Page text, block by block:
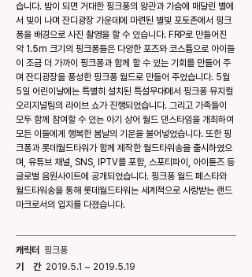
습니다. 밤이 되면 거대한 핑크퐁의 왕관과 가슴에 매달린 별에
서 빛이 나며 잔디광장 가운데에 마련된 별빛 포토존에서 핑크
퐁을 배경으로 사진 촬영을 할 수 있습니다. FRP로 만들어진
약 1.5m 크기의 핑크퐁들은 다양한 포즈와 코스튬으로 아이들
이 조금 더 가까이 핑크퐁과 함께 할 수 있는 기회를 만들어 주
며 잔디광장을 풍성한 핑크퐁 월드로 만들어 주었습니다. ​​5월
5일 어린이날에는 특별히 설치된 특설무대에서 핑크퐁 뮤지컬
오리지널팀의 라이브 쇼가 진행되었습니다. 그리고 가족들이
모두 함께 참여할 수 있는 아기 상어 월드 댄스타임을 개최하여
모든 이들에게 행복한 봄날의 기운을 불어넣었습니다. 또한 핑
크퐁과 롯데월드타워가 함께 제작한 월드타워송을 출시하였으
며, 유튜브 채널, SNS, IPTV를 포함, 스포티파이, 아이튠즈 등
글로벌 음원사이트에 공개되었습니다. 핑크퐁 월드 페스타와
월드타워송을 통해 롯데월드타워는 세계적으로 사랑받는 랜드
마크로서의 입지를 다졌습니다.
캐릭터 핑크퐁
기 간 2019.5.1 ~ 2019.5.19